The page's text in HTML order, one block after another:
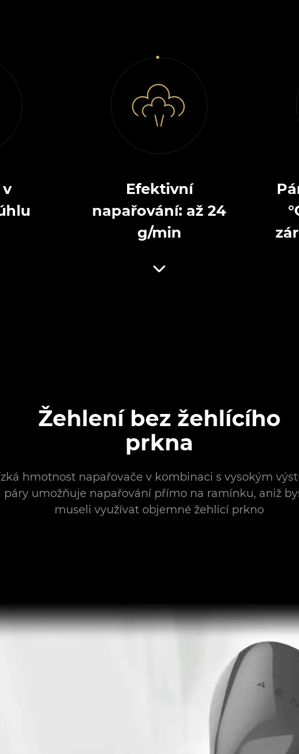
Efektivní
napařování: až 24
g/min
Žehlení bez žehlícího
prkna
hmotnost napařovače v kombinaci s vysokým
páry umožňuje napařování přímo na ramínku, aniž
museli využívat objemné žehlicí prkno